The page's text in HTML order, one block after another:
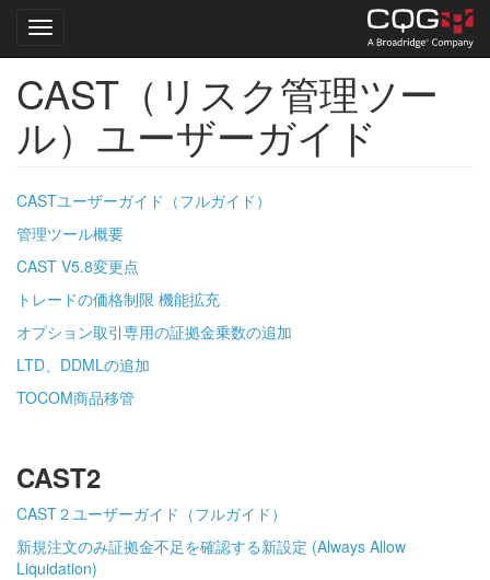
Skip
main
content
Toggle navigation
CAST（リスク管理ツー
ル）ユーザーガイド
CASTユーザーガイド（フルガイド）
管理ツール概要
CAST V5.8変更点
トレードの価格制限 機能拡充
オプション取引専用の証拠金乗数の追加
LTD、DDMLの追加
TOCOM商品移管
CAST2
CAST２ユーザーガイド（フルガイド）
新規注文のみ証拠金不足を確認する新設定 (Always Allow
Liquidation)